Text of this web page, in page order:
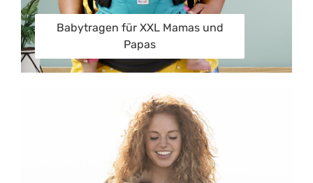
Babytragen für XXL Mamas und
Papas
Babytragen für den Sommer